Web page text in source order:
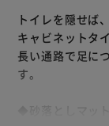
トイレを隠せば
キャビネットタ
長い通路で足に
す。